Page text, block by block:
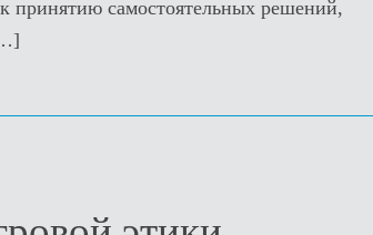
принятию самостоятельных решений,